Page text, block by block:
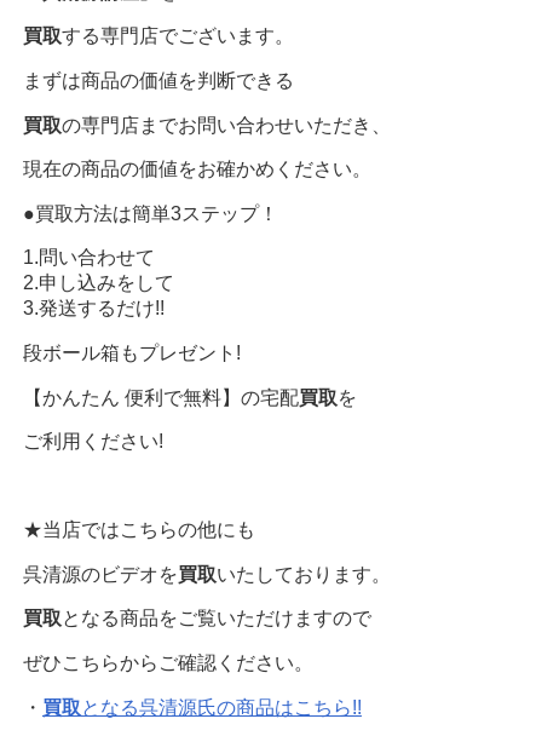
買取する専門店でございます。
まずは商品の価値を判断できる
買取の専門店までお問い合わせいただき、
現在の商品の価値をお確かめください。
●買取方法は簡単3ステップ！
1.問い合わせて
2.申し込みをして
3.発送するだけ!!
段ボール箱もプレゼント!
【かんたん 便利で無料】の宅配買取を
ご利用ください!
★当店ではこちらの他にも
呉清源のビデオを買取いたしております。
買取となる商品をご覧いただけますので
ぜひこちらからご確認ください。
・ 買取となる呉清源氏の商品はこちら!!